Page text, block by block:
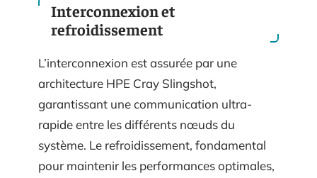
Interconnexion et
refroidissement
L’interconnexion est assurée par une
architecture HPE Cray Slingshot,
garantissant une communication ultra-
rapide entre les différents nœuds du
système. Le refroidissement, fondamental
pour maintenir les performances optimales,